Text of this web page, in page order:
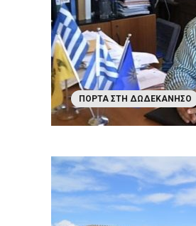
ΠΌΡΤΑ ΣΤΗ ΔΩΔΕΚΆΝΗΣΟ